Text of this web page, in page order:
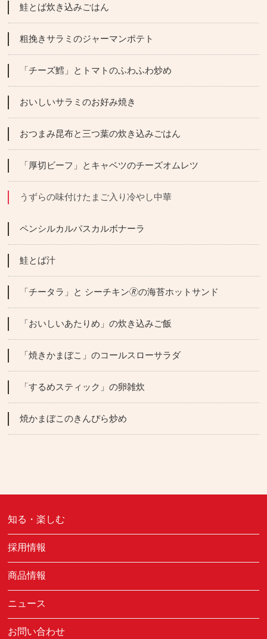
鮭とば炊き込みごはん
粗挽きサラミのジャーマンポテト
「チーズ鱈」とトマトのふわふわ炒め
おいしいサラミのお好み焼き
おつまみ昆布と三つ葉の炊き込みごはん
「厚切ビーフ」とキャベツのチーズオムレツ
うずらの味付けたまご入り冷やし中華
ペンシルカルパスカルボナーラ
鮭とば汁
「チータラ」と シーチキン🄬の海苔ホットサンド
「おいしいあたりめ」の炊き込みご飯
「焼きかまぼこ」のコールスローサラダ
「するめスティック」の卵雑炊
焼かまぼこのきんぴら炒め
知る・楽しむ
採用情報
商品情報
ニュース
お問い合わせ